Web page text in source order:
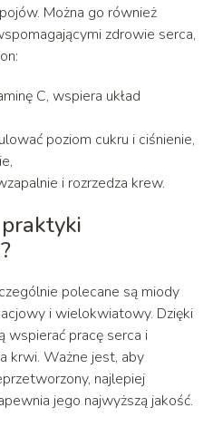
Można go również
zdrowie serca,
C, wspiera układ
poziom cukru i ciśnienie,
i rozrzedza krew.
polecane są miody
i wielokwiatowy. Dzięki
wspierać pracę serca i
krwi. Ważne jest, aby
najlepiej
jego najwyższą jakość.